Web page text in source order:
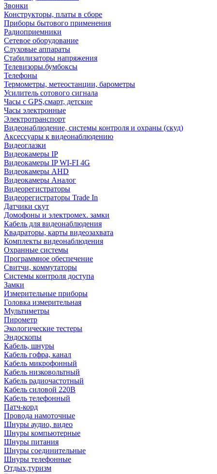
Звонки
Конструкторы, платы в сборе
Приборы бытового применения
Радиоприемники
Сетевое оборудование
Слуховые аппараты
Стабилизаторы напряжения
Телевизоры.бумбоксы
Телефоны
Термометры, метеостанции, барометры
Усилитель сотового сигнала
Часы с GPS,смарт, детские
Часы электронные
Электротранспорт
Видеонаблюдение, системы контроля и охраны (скуд)
Аксессуары к видеонаблюдению
Видеоглазки
Видеокамеры IP
Видеокамеры IP WI-FI 4G
Видеокамеры AHD
Видеокамеры Аналог
Видеорегистраторы
Видеорегистраторы Trade In
Датчики скут
Домофоны и электромех. замки
Кабель для видеонаблюдения
Квадраторы, карты видеозахвата
Комплекты видеонаблюдения
Охранные системы
Программное обеспечение
Свитчи, коммутаторы
Системы контроля доступа
Замки
Измерительные приборы
Головка измерительная
Мультиметры
Пирометр
Экологические тестеры
Эндоскопы
Кабель, шнуры
Кабель гофра, канал
Кабель микрофонный
Кабель низковольтный
Кабель радиочастотный
Кабель силовой 220В
Кабель телефонный
Патч-корд
Провода намоточные
Шнуры аудио, видео
Шнуры компьютерные
Шнуры питания
Шнуры соединительные
Шнуры телефонные
Отдых,туризм